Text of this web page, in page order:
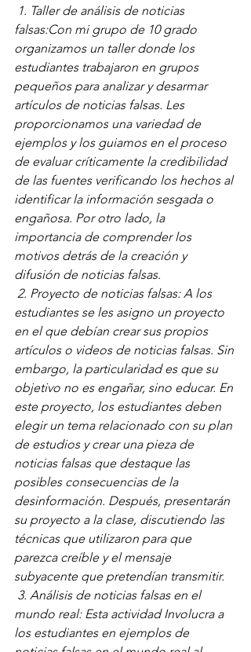
falsas:Con mi grupo de 10 grado
organizamos un taller donde los
estudiantes trabajaron en grupos
pequeños para analizar y desarmar
artículos de noticias falsas. Les
proporcionamos una variedad de
ejemplos y los guiamos en el proceso
de evaluar críticamente la credibilidad
de las fuentes verificando los hechos al
identificar la información sesgada o
engañosa. Por otro lado, la
importancia de comprender los
motivos detrás de la creación y
difusión de noticias falsas.
estudiantes se les asigno un proyecto
en el que debían crear sus propios
artículos o videos de noticias falsas. Sin
embargo, la particularidad es que su
objetivo no es engañar, sino educar. En
este proyecto, los estudiantes deben
elegir un tema relacionado con su plan
de estudios y crear una pieza de
noticias falsas que destaque las
posibles consecuencias de la
desinformación. Después, presentarán
su proyecto a la clase, discutiendo las
técnicas que utilizaron para que
parezca creíble y el mensaje
subyacente que pretendían transmitir.
mundo real: Esta actividad Involucra a
los estudiantes en ejemplos de